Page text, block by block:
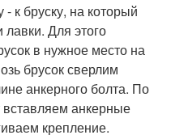
к бруску, на который
Для этого
в нужное место на
брусок сверлим
анкерного болта. По
анкерные
крепление.